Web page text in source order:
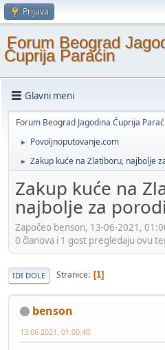
Prijava
Forum Beograd
Ćuprija Paraćin
Glavni meni
Forum Beograd Jagodina Ćuprija
► Povoljnoputovanje.com
► Zakup kuće na Zlatiboru, najbolje
Zakup kuće na
najbolje za
Započeo benson, 13-06-2021,
0 članova i 1 gost pregledaju ovu
IDI DOLE Stranice 1
benson
13-06-2021, 01:00:40